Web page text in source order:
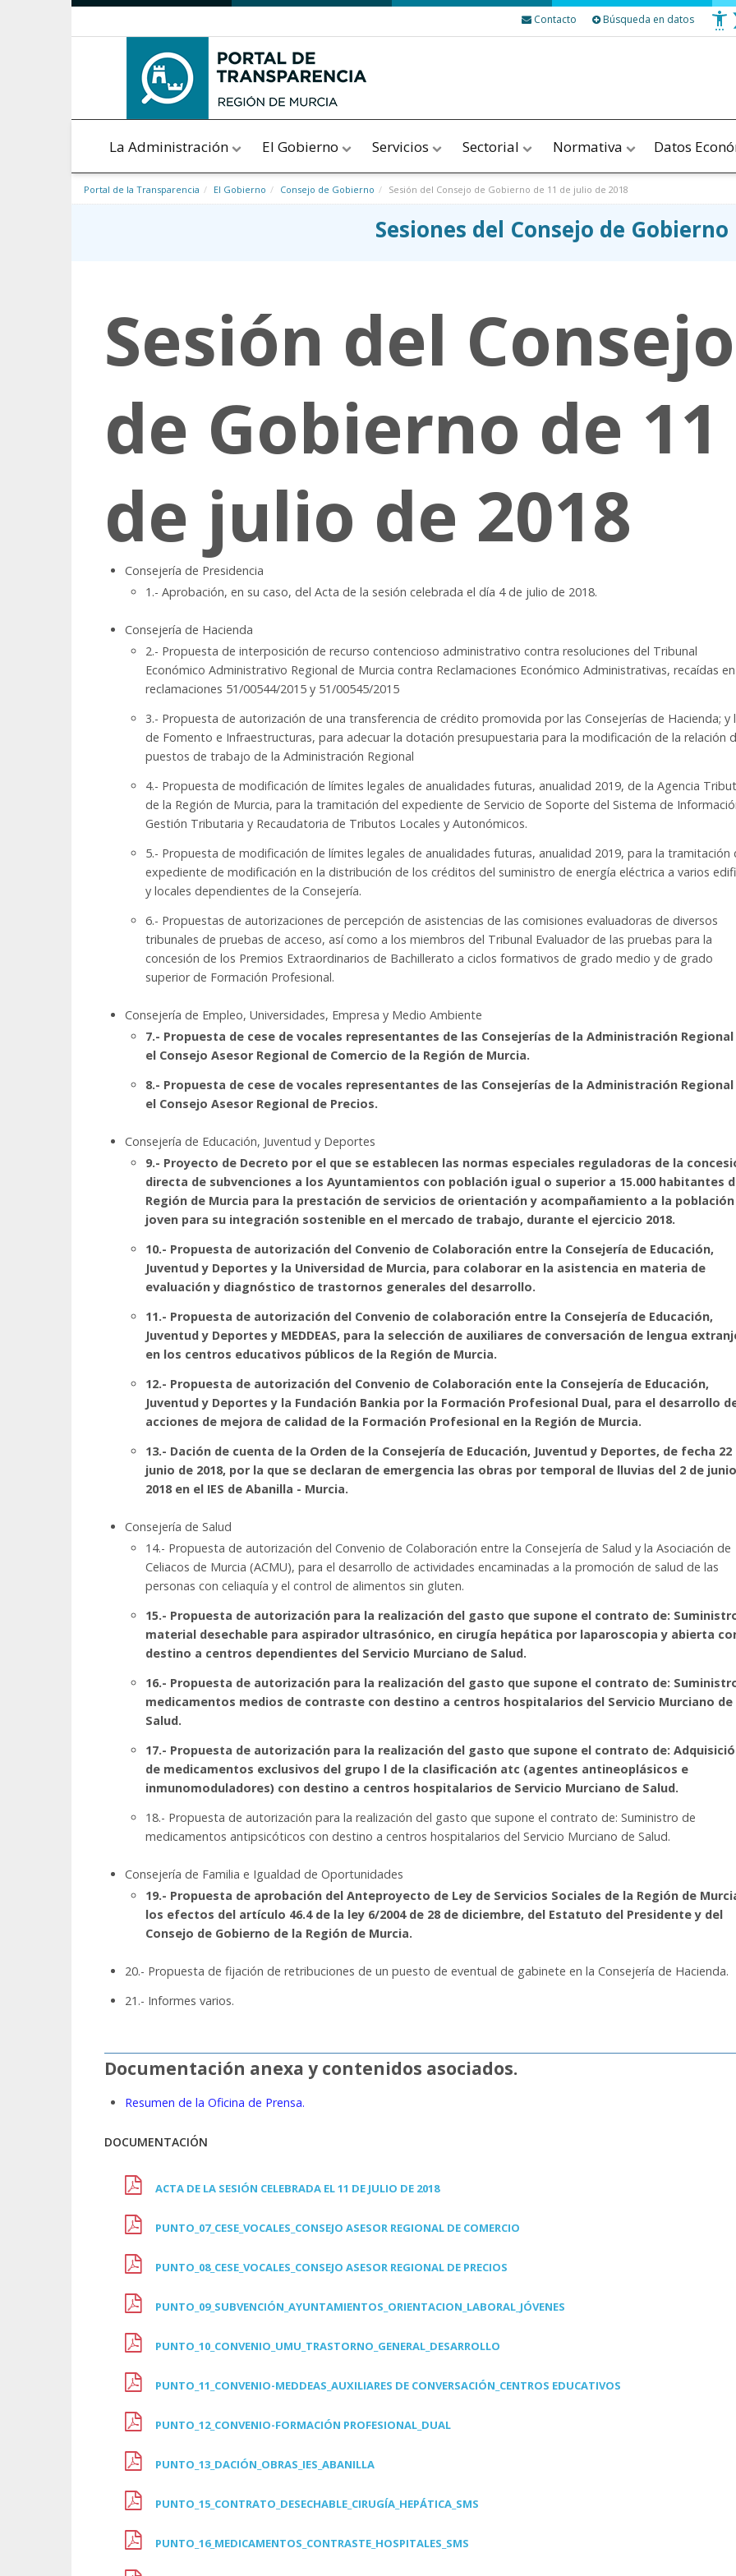
Saltar al contenido
Contacto Búsqueda en datos
La Administración El Gobierno Servicios Sectorial Normativa Datos
Portal de la Transparencia El Gobierno Consejo de Gobierno Sesión del Consejo de Gobierno de 11 de julio de 2018
Sesiones del Consejo de Gobierno
Sesión del Consejo
de Gobierno de 11
de julio de 2018
Consejería de Presidencia
1.- Aprobación, en su caso, del Acta de la sesión celebrada el día 4 de julio de 2018.
Consejería de Hacienda
2.- Propuesta de interposición de recurso contencioso administrativo contra resoluciones del Tribunal
Económico Administrativo Regional de Murcia contra Reclamaciones Económico Administrativas, recaídas
reclamaciones 51/00544/2015 y 51/00545/2015
3.- Propuesta de autorización de una transferencia de crédito promovida por las Consejerías de Hacienda; y
de Fomento e Infraestructuras, para adecuar la dotación presupuestaria para la modificación de la relación
puestos de trabajo de la Administración Regional
4.- Propuesta de modificación de límites legales de anualidades futuras, anualidad 2019, de la Agencia
de la Región de Murcia, para la tramitación del expediente de Servicio de Soporte del Sistema de
Gestión Tributaria y Recaudatoria de Tributos Locales y Autonómicos.
5.- Propuesta de modificación de límites legales de anualidades futuras, anualidad 2019, para la tramitación
expediente de modificación en la distribución de los créditos del suministro de energía eléctrica a varios
y locales dependientes de la Consejería.
6.- Propuestas de autorizaciones de percepción de asistencias de las comisiones evaluadoras de diversos
tribunales de pruebas de acceso, así como a los miembros del Tribunal Evaluador de las pruebas para la
concesión de los Premios Extraordinarios de Bachillerato a ciclos formativos de grado medio y de grado
superior de Formación Profesional.
Consejería de Empleo, Universidades, Empresa y Medio Ambiente
7.- Propuesta de cese de vocales representantes de las Consejerías de la Administración Regional
el Consejo Asesor Regional de Comercio de la Región de Murcia.
8.- Propuesta de cese de vocales representantes de las Consejerías de la Administración Regional
el Consejo Asesor Regional de Precios.
Consejería de Educación, Juventud y Deportes
9.- Proyecto de Decreto por el que se establecen las normas especiales reguladoras de la
directa de subvenciones a los Ayuntamientos con población igual o superior a 15.000 habitantes
Región de Murcia para la prestación de servicios de orientación y acompañamiento a la población
joven para su integración sostenible en el mercado de trabajo, durante el ejercicio 2018.
10.- Propuesta de autorización del Convenio de Colaboración entre la Consejería de Educación,
Juventud y Deportes y la Universidad de Murcia, para colaborar en la asistencia en materia de
evaluación y diagnóstico de trastornos generales del desarrollo.
11.- Propuesta de autorización del Convenio de colaboración entre la Consejería de Educación,
Juventud y Deportes y MEDDEAS, para la selección de auxiliares de conversación de lengua
en los centros educativos públicos de la Región de Murcia.
12.- Propuesta de autorización del Convenio de Colaboración ente la Consejería de Educación,
Juventud y Deportes y la Fundación Bankia por la Formación Profesional Dual, para el desarrollo
acciones de mejora de calidad de la Formación Profesional en la Región de Murcia.
13.- Dación de cuenta de la Orden de la Consejería de Educación, Juventud y Deportes, de fecha 22
junio de 2018, por la que se declaran de emergencia las obras por temporal de lluvias del 2 de
2018 en el IES de Abanilla - Murcia.
Consejería de Salud
14.- Propuesta de autorización del Convenio de Colaboración entre la Consejería de Salud y la Asociación de
Celiacos de Murcia (ACMU), para el desarrollo de actividades encaminadas a la promoción de salud de las
personas con celiaquía y el control de alimentos sin gluten.
15.- Propuesta de autorización para la realización del gasto que supone el contrato de:
material desechable para aspirador ultrasónico, en cirugía hepática por laparoscopia y abierta
destino a centros dependientes del Servicio Murciano de Salud.
16.- Propuesta de autorización para la realización del gasto que supone el contrato de:
medicamentos medios de contraste con destino a centros hospitalarios del Servicio Murciano de
Salud.
17.- Propuesta de autorización para la realización del gasto que supone el contrato de:
de medicamentos exclusivos del grupo l de la clasificación atc (agentes antineoplásicos e
inmunomoduladores) con destino a centros hospitalarios de Servicio Murciano de Salud.
18.- Propuesta de autorización para la realización del gasto que supone el contrato de: Suministro de
medicamentos antipsicóticos con destino a centros hospitalarios del Servicio Murciano de Salud.
Consejería de Familia e Igualdad de Oportunidades
19.- Propuesta de aprobación del Anteproyecto de Ley de Servicios Sociales de la Región de
los efectos del artículo 46.4 de la ley 6/2004 de 28 de diciembre, del Estatuto del Presidente y del
Consejo de Gobierno de la Región de Murcia.
20.- Propuesta de fijación de retribuciones de un puesto de eventual de gabinete en la Consejería de Hacienda.
21.- Informes varios.
Documentación anexa y contenidos asociados.
Resumen de la Oficina de Prensa.
DOCUMENTACIÓN
ACTA DE LA SESIÓN CELEBRADA EL 11 DE JULIO DE 2018
PUNTO_07_CESE_VOCALES_CONSEJO ASESOR REGIONAL DE COMERCIO
PUNTO_08_CESE_VOCALES_CONSEJO ASESOR REGIONAL DE PRECIOS
PUNTO_09_SUBVENCIÓN_AYUNTAMIENTOS_ORIENTACION_LABORAL_JÓVENES
PUNTO_10_CONVENIO_UMU_TRASTORNO_GENERAL_DESARROLLO
PUNTO_11_CONVENIO-MEDDEAS_AUXILIARES DE CONVERSACIÓN_CENTROS EDUCATIVOS
PUNTO_12_CONVENIO-FORMACIÓN PROFESIONAL_DUAL
PUNTO_13_DACIÓN_OBRAS_IES_ABANILLA
PUNTO_15_CONTRATO_DESECHABLE_CIRUGÍA_HEPÁTICA_SMS
PUNTO_16_MEDICAMENTOS_CONTRASTE_HOSPITALES_SMS